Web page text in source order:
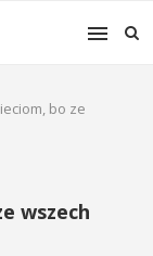
bo ze
wszech